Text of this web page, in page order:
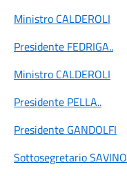
Ministro CALDEROLI
Presidente FEDRIGA..
Ministro CALDEROLI
Presidente PELLA..
Presidente GANDOLFI
Sottosegretario SAVINO